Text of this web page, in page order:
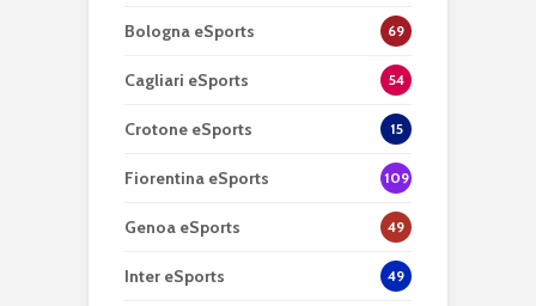
Bologna eSports 69
Cagliari eSports 54
Crotone eSports 15
Fiorentina eSports 109
Genoa eSports 49
Inter eSports 49